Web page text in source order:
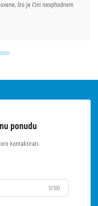
što je čini neophodnom
ponudu
kontaktirati.
0/100